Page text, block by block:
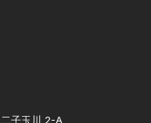
子玉川 2-A